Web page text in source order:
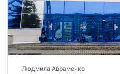
Людмила Авраменко